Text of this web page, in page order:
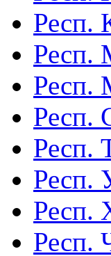
Респ.
Респ.
Респ.
Респ.
Респ.
Респ.
Респ.
Респ.